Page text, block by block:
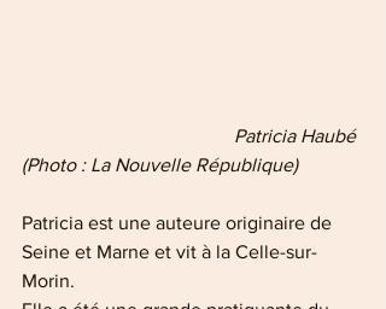
                   Patricia Haubé
(Photo : La Nouvelle République)
Patricia est une auteure originaire de
Seine et Marne et vit à la Celle-sur-
Morin.